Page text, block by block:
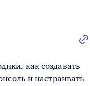
каксоздавать
и настраивать